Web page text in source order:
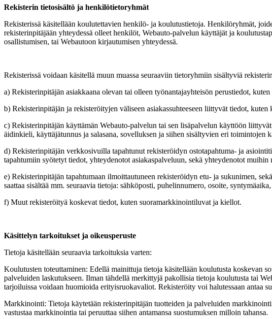
Rekisterin tietosisältö ja henkilötietoryhmät
Rekisterissä käsitellään koulutettavien henkilö- ja koulutustietoja. Henkilöryhmät,
rekisterinpitäjään yhteydessä olleet henkilöt, Webauto-palvelun käyttäjät ja
osallistumisen, tai Webautoon kirjautumisen yhteydessä.
Rekisterissä voidaan käsitellä muun muassa seuraaviin tietoryhmiin sisältyviä
a) Rekisterinpitäjän asiakkaana olevan tai olleen työnantajayhteisön perustiedot,
b) Rekisterinpitäjän ja rekisteröityjen väliseen asiakassuhteeseen liittyvät tiedot,
c) Rekisterinpitäjän käyttämän Webauto-palvelun tai sen lisäpalvelun käyttöön
äidinkieli, käyttäjätunnus ja salasana, sovelluksen ja siihen sisältyvien eri
d) Rekisterinpitäjän verkkosivuilla tapahtunut rekisteröidyn ostotapahtuma- ja
tapahtumiin syötetyt tiedot, yhteydenotot asiakaspalveluun, sekä yhteydenotot
e) Rekisterinpitäjän tapahtumaan ilmoittautuneen rekisteröidyn etu- ja sukunimen,
saattaa sisältää mm. seuraavia tietoja: sähköposti, puhelinnumero, osoite,
f) Muut rekisteröityä koskevat tiedot, kuten suoramarkkinointiluvat ja kiellot.
Käsittelyn tarkoitukset ja oikeusperuste
Tietoja käsitellään seuraavia tarkoituksia varten:
Koulutusten toteuttaminen: Edellä mainittuja tietoja käsitellään koulutusta koskevan
palveluiden laskutukseen. Ilman tähdellä merkittyjä pakollisia tietoja koulutusta tai
tarjoiluissa voidaan huomioida erityisruokavaliot. Rekisteröity voi halutessaan antaa
Markkinointi: Tietoja käytetään rekisterinpitäjän tuotteiden ja palveluiden
vastustaa markkinointia tai peruuttaa siihen antamansa suostumuksen milloin tahansa.